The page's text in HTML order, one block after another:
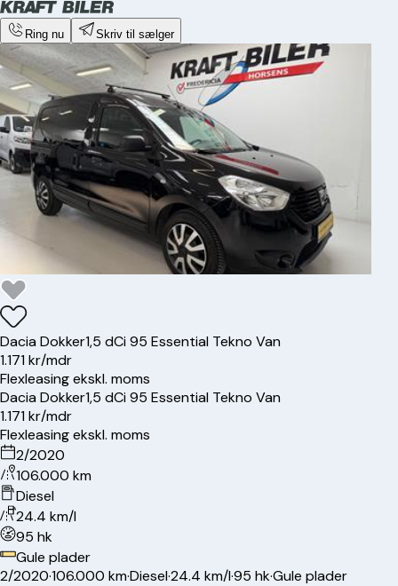
Ring nu Skriv til sælger
DaciaDokker1,5 dCi 95 Essential Tekno Van
1.171 kr/mdr
Flexleasing ekskl. moms
DaciaDokker1,5 dCi 95 Essential Tekno Van
1.171 kr/mdr
Flexleasing ekskl. moms
2/2020
106.000 km
Diesel
24.4 km/l
95 hk
Gule plader
2/2020·106.000 km·Diesel·24.4 km/l·95 hk·Gule plader